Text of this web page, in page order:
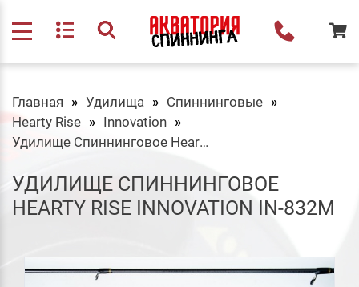
Главная Удилища
Спиннинговые
Hearty Rise
Innovation
Удилище Спиннинговое Hearty Rise Innovation IN-832M
УДИЛИЩЕ СПИННИНГОВОЕ
HEARTY RISE INNOVATION IN-832M